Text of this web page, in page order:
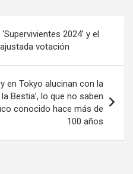
2024’ y el
votación
en Tokyo alucinan con la
Bestia’, lo que no saben
conocido hace más de
100 años